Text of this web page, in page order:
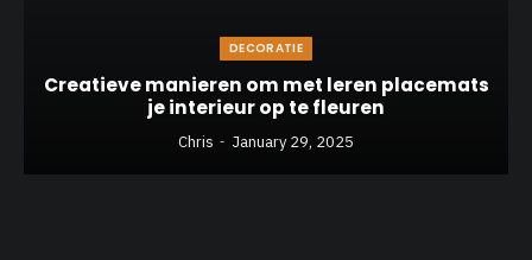
DECORATIE
Creatieve manieren om met leren placemats
je interieur op te fleuren
Chris January 29, 2025